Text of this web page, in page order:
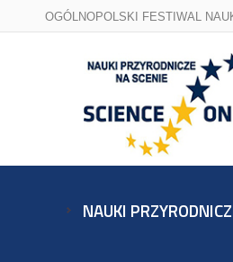
OGÓLNOPOLSKI FESTIWAL
NAUKI